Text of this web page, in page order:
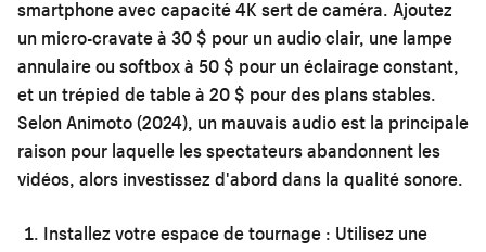
smartphone avec capacité 4K sert de caméra. Ajoutez
un micro-cravate à 30 $ pour un audio clair, une lampe
annulaire ou softbox à 50 $ pour un éclairage constant,
et un trépied de table à 20 $ pour des plans stables.
Selon Animoto (2024), un mauvais audio est la principale
raison pour laquelle les spectateurs abandonnent les
vidéos, alors investissez d'abord dans la qualité sonore.
Installez votre espace de tournage : Utilisez une